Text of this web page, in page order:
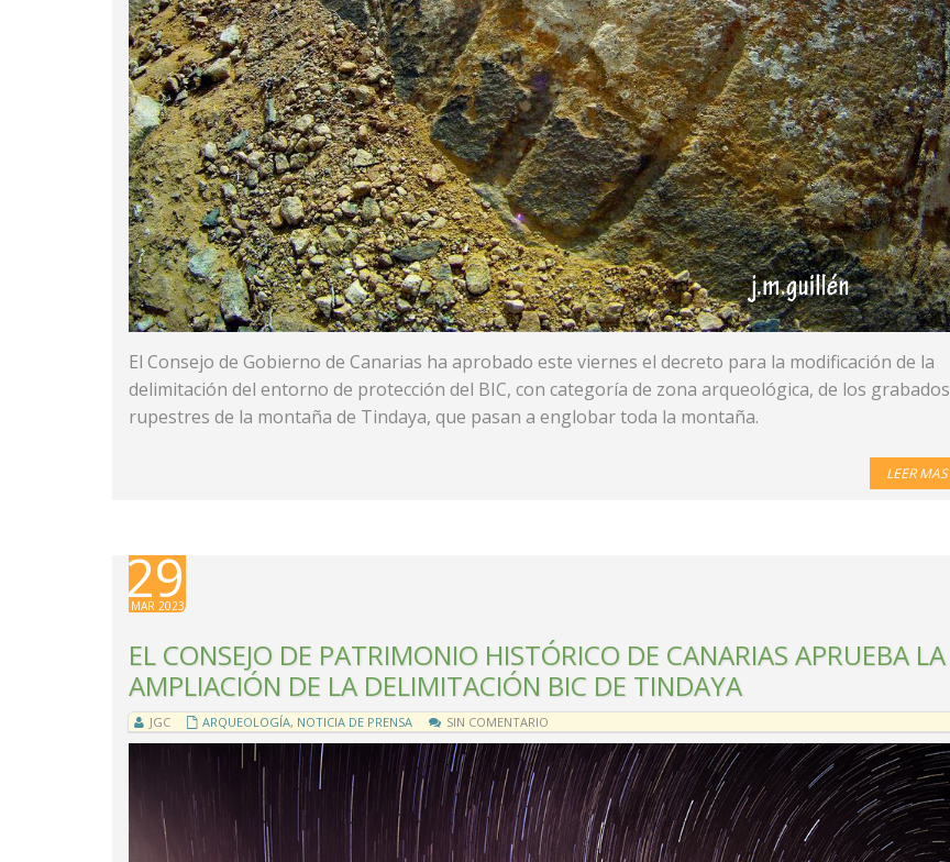
El Consejo de Gobierno de Canarias ha aprobado este viernes el decreto para la modificación de la
delimitación del entorno de protección del BIC, con categoría de zona arqueológica, de los grabados
rupestres de la montaña de Tindaya, que pasan a englobar toda la montaña.
LEER MAS
29
MAR 2023
EL CONSEJO DE PATRIMONIO HISTÓRICO DE CANARIAS APRUEBA LA
AMPLIACIÓN DE LA DELIMITACIÓN BIC DE TINDAYA
JGC ARQUEOLOGÍA, NOTICIA DE PRENSA SIN COMENTARIO